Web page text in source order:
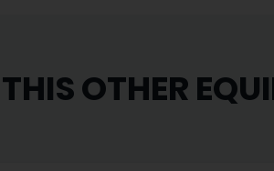
OTHER